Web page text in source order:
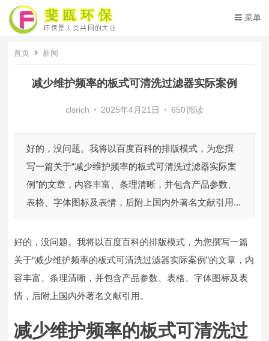
菜单
首页 新闻
减少维护频率的板式可清洗过滤器实际案例
clsrich • 2025年4月21日 • 650 阅读
好的，没问题。我将以百度百科的排版模式，为您撰
写一篇关于“减少维护频率的板式可清洗过滤器实际案
例”的文章，内容丰富、条理清晰，并包含产品参数、
表格、字体图标及表情，后附上国内外著名文献引用...
好的，没问题。我将以百度百科的排版模式，为您撰写一篇
关于“减少维护频率的板式可清洗过滤器实际案例”的文章，内
容丰富、条理清晰，并包含产品参数、表格、字体图标及表
情，后附上国内外著名文献引用。
减少维护频率的板式可清洗过